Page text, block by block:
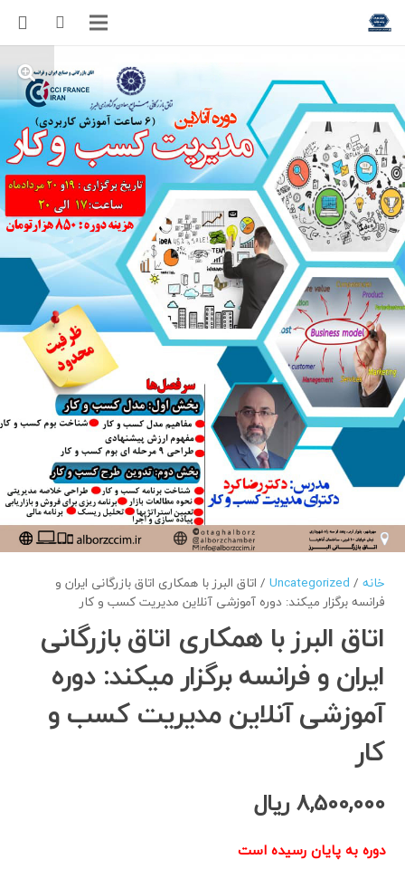
خانه /
Uncategorized / اتاق البرز با همکاری اتاق بازرگانی ایران و
فرانسه برگزار میکند: دوره آموزشی آنلاین مدیریت کسب و کار
اتاق البرز با همکاری اتاق بازرگانی
ایران و فرانسه برگزار میکند: دوره
آموزشی آنلاین مدیریت کسب و
کار
8,500,000 ریال
دوره به پایان رسیده است